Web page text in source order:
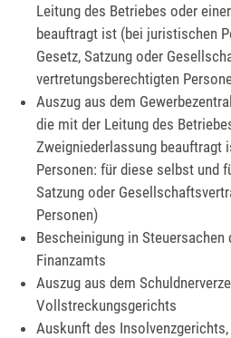
Leitung des Betriebes oder
beauftragt ist (bei juristischen
Gesetz, Satzung oder
vertretungsberechtigten
Auszug aus dem
die mit der Leitung des
Zweigniederlassung beauftragt
Personen: für diese selbst und
Satzung oder
Personen)
Bescheinigung in Steuersachen
Finanzamts
Auszug aus dem
Vollstreckungsgerichts
Auskunft des